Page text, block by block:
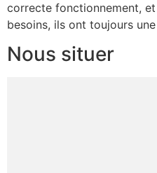
correcte fonctionnement,
besoins, ils ont toujours
Nous situer